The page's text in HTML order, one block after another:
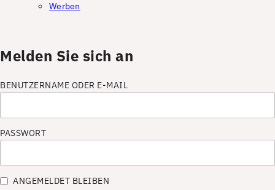
Werben
Melden Sie sich an
BENUTZERNAME ODER E-MAIL
PASSWORT
ANGEMELDET BLEIBEN